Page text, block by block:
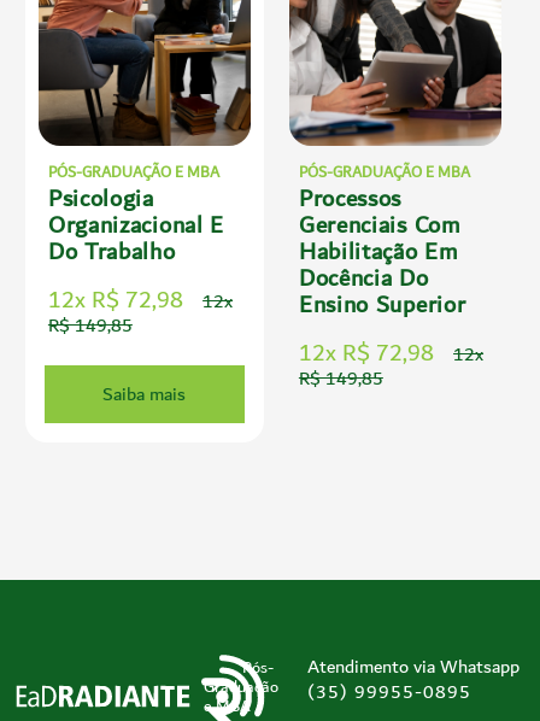
PÓS-GRADUAÇÃO E MBA
Psicologia
Organizacional E
Do Trabalho
12x R$ 72,98
12x
R$ 149,85
Saiba mais
PÓS-GRADUAÇÃO E MBA
Processos
Gerenciais Com
Habilitação Em
Docência Do
Ensino Superior
12x R$ 72,98
12x
R$ 149,85
Pós-
Graduação
e MBA
Atendimento via Whatsapp
(35) 99955-0895